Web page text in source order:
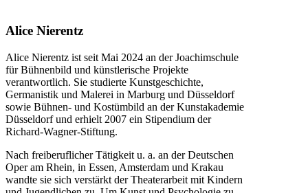
Alice Nierentz
Alice Nierentz ist seit Mai 2024 an der Joachimschule
für Bühnenbild und künstlerische Projekte
verantwortlich. Sie studierte Kunstgeschichte,
Germanistik und Malerei in Marburg und Düsseldorf
sowie Bühnen- und Kostümbild an der Kunstakademie
Düsseldorf und erhielt 2007 ein Stipendium der
Richard-Wagner-Stiftung.
Nach freiberuflicher Tätigkeit u. a. an der Deutschen
Oper am Rhein, in Essen, Amsterdam und Krakau
wandte sie sich verstärkt der Theaterarbeit mit Kindern